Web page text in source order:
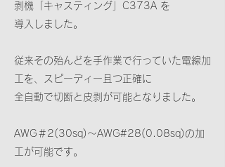
剥機「キャスティング」C373A を
導入しました。
従来その殆んどを手作業で行っていた電線加
工を、スピーディー且つ正確に
全自動で切断と皮剥が可能となりました。
AWG＃2(30sq)～AWG#28(0.08sq)の加
工が可能です。